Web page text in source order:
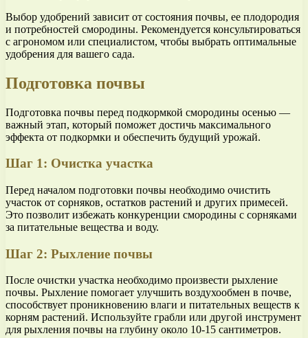
Выбор удобрений зависит от состояния почвы, ее плодородия
и потребностей смородины. Рекомендуется консультироваться
с агрономом или специалистом, чтобы выбрать оптимальные
удобрения для вашего сада.
Подготовка почвы
Подготовка почвы перед подкормкой смородины осенью —
важный этап, который поможет достичь максимального
эффекта от подкормки и обеспечить будущий урожай.
Шаг 1: Очистка участка
Перед началом подготовки почвы необходимо очистить
участок от сорняков, остатков растений и других примесей.
Это позволит избежать конкуренции смородины с сорняками
за питательные вещества и воду.
Шаг 2: Рыхление почвы
После очистки участка необходимо произвести рыхление
почвы. Рыхление помогает улучшить воздухообмен в почве,
способствует проникновению влаги и питательных веществ к
корням растений. Используйте грабли или другой инструмент
для рыхления почвы на глубину около 10-15 сантиметров.